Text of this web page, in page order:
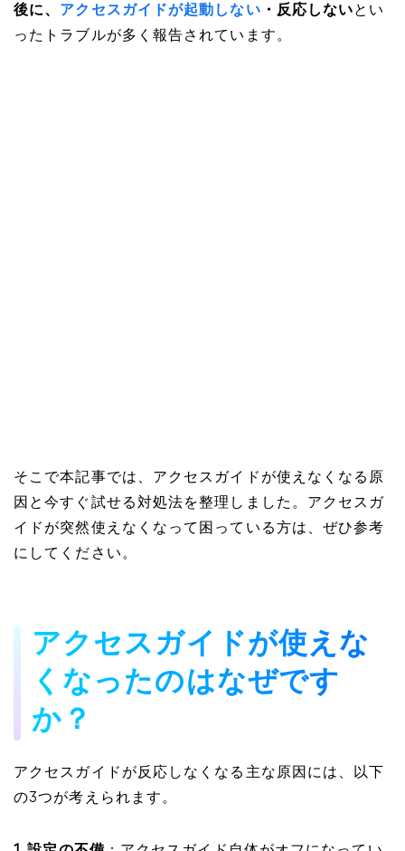
後に、 アクセスガイドが起動しない ・反応しないとい
ったトラブルが多く報告されています。
そこで本記事では、アクセスガイドが使えなくなる原
因と今すぐ試せる対処法を整理しました。アクセスガ
イドが突然使えなくなって困っている方は、ぜひ参考
にしてください。
アクセスガイドが使えな
くなったのはなぜです
か？
アクセスガイドが反応しなくなる主な原因には、以下
の3つが考えられます。